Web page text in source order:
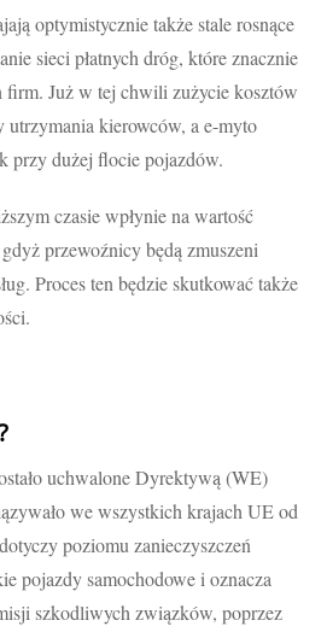
optymistycznie także stale rosnące
sieci płatnych dróg, które znacznie
firm. Już w tej chwili zużycie kosztów
utrzymania kierowców, a e-myto
przy dużej flocie pojazdów.
czasie wpłynie na wartość
przewoźnicy będą zmuszeni
Proces ten będzie skutkować także
uchwalone Dyrektywą (WE)
we wszystkich krajach UE od
poziomu zanieczyszczeń
pojazdy samochodowe i oznacza
szkodliwych związków, poprzez